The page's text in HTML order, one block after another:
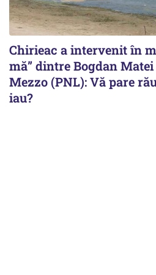
Chirieac a intervenit în
mă” dintre Bogdan
Mezzo (PNL): Vă pare
iau?